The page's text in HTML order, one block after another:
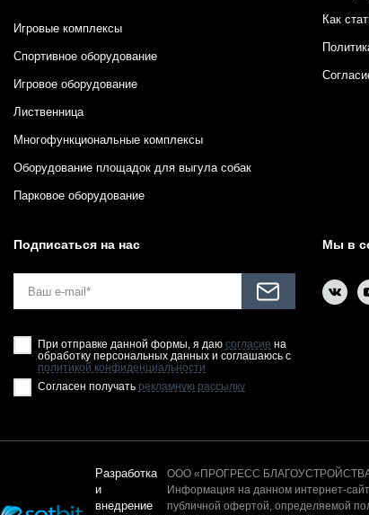
Игровые комплексы
Спортивное оборудование
Игровое оборудование
Лиственница
Многофункциональные комплексы
Оборудование площадок для выгула собак
Парковое оборудование
Как
Подписаться на нас
При отправке данной формы, я даю согласие на
обработку персональных данных и соглашаюсь с
политикой конфиденциальности
Согласен получать рекламную рассылку
Мы в
Разработка
и
внедрение
ООО «ПРОГРЕСС
Информация на данном интернет-
публичной офертой, определяемой